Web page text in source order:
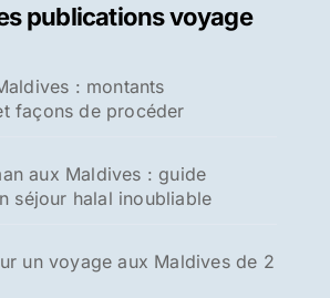
publications voyage
: montants
façons de procéder
aux Maldives : guide
séjour halal inoubliable
un voyage aux Maldives de 2